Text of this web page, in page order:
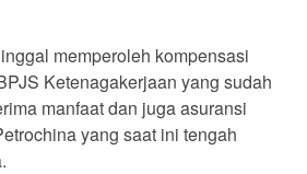
memperoleh kompensasi
Ketenagakerjaan yang sudah
manfaat dan juga asuransi
yang saat ini tengah